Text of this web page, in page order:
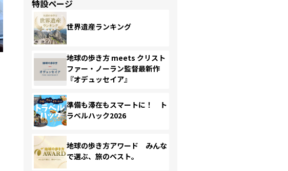
特設ページ
世界遺産ランキング
地球の歩き方 meets クリスト
ファー・ノーラン監督最新作
『オデュッセイア』
準備も滞在もスマートに！ ト
ラベルハック2026
地球の歩き方アワード みんな
で選ぶ、旅のベスト。